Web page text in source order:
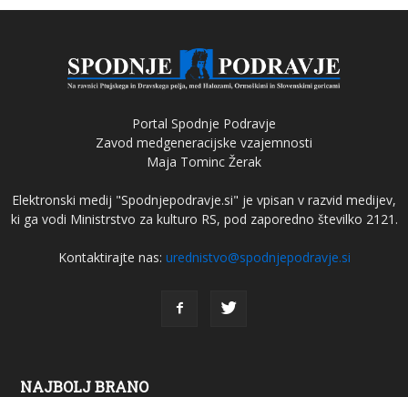
Portal Spodnje Podravje
Zavod medgeneracijske vzajemnosti
Maja Tominc Žerak
Elektronski medij "Spodnjepodravje.si" je vpisan v razvid medijev,
ki ga vodi Ministrstvo za kulturo RS, pod zaporedno številko 2121.
Kontaktirajte nas: urednistvo@spodnjepodravje.si
NAJBOLJ BRANO